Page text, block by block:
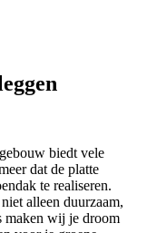
biedt vele
dat de platte
te realiseren.
alleen duurzaam,
maken wij je droom